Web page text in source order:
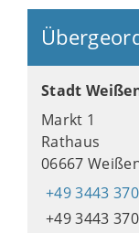
Stadt
Markt 1
Rathaus
06667
+49 3443
+49 3443